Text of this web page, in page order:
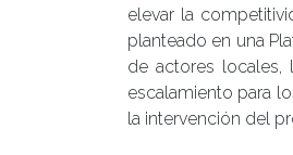
elevar la
planteado en una
de actores
escalamiento para
la intervención del